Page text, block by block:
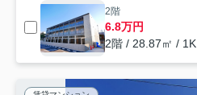
2階
6.8万円
2階 / 28.87㎡ / 1K